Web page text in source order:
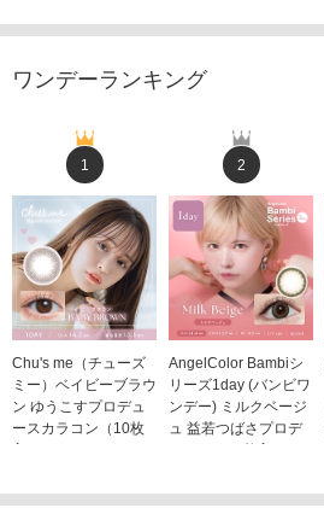
ワンデーランキング
1
Chu's me（チューズ
ミー）ベイビーブラウ
ン ゆうこすプロデュ
ースカラコン（10枚
入り）
2
AngelColor Bambiシ
リーズ1day (バンビワ
ンデー) ミルクベージ
ュ 益若つばさプロデ
ュース（10枚入り）